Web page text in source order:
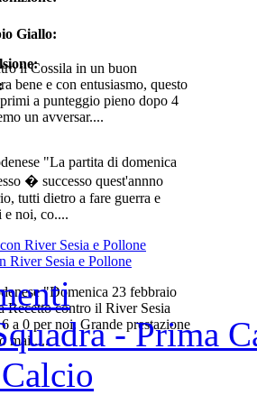
il Cossila in un buon
bene e con entusiasmo, questo
a punteggio pieno dopo 4
un avversar....
"La partita di domenica
� successo quest'annno
tutti dietro a fare guerra e
e noi, co....
River Sesia e Pollone
"Domenica 23 febbraio
Recetto contro il River Sesia
a 0 per noi. Grande prestazione
mai ....
Giallo:
- Prima